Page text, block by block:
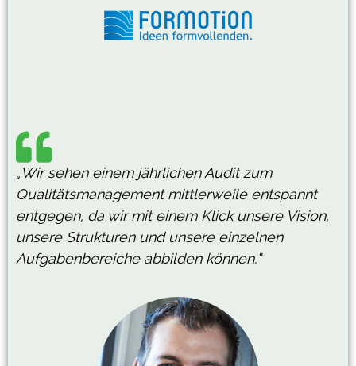
„Wir sehen einem jährlichen Audit zum
Qualitätsmanagement mittlerweile entspannt
entgegen, da wir mit einem Klick unsere Vision,
unsere Strukturen und unsere einzelnen
Aufgabenbereiche abbilden können.“